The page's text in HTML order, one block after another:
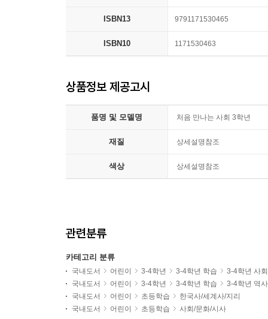
ISBN13 9791171530465
ISBN10 1171530463
상품정보 제공고시
품명 및 모델명 처음 만나는 사회 3학년
재질 상세설명참조
색상 상세설명참조
관련분류
카테고리 분류
국내도서 어린이 3-4학년 3-4학년 학습
3-4학년 사
국내도서
어린이 3-4학년 3-4학년 학습
3-4학년 역
국내도서
어린이 초등학습
한국사/세계사/지리
국내도서
어린이 초등학습 사회/문화/시사